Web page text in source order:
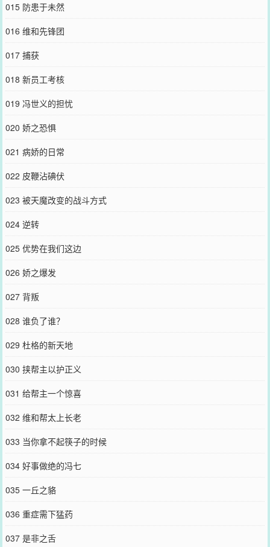
015 防患于未然
016 维和先锋团
017 捕获
018 新员工考核
019 冯世义的担忧
020 娇之恐惧
021 病娇的日常
022 皮鞭沾碘伏
023 被天魔改变的战斗方式
024 逆转
025 优势在我们这边
026 娇之爆发
027 背叛
028 谁负了谁？
029 杜格的新天地
030 挟帮主以护正义
031 给帮主一个惊喜
032 维和帮太上长老
033 当你拿不起筷子的时候
034 好事做绝的冯七
035 一丘之貉
036 重症需下猛药
037 是非之舌